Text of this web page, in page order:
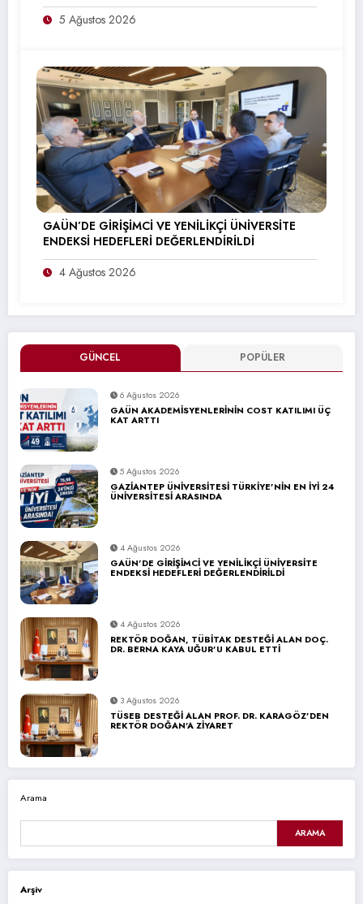
GÜNCEL POPÜLER
6 Ağustos 2026
GAÜN AKADEMİSYENLERİNİN COST KATILIMI ÜÇ
KAT ARTTI
5 Ağustos 2026
GAZİANTEP ÜNİVERSİTESİ TÜRKİYE’NİN EN İYİ 24
ÜNİVERSİTESİ ARASINDA
4 Ağustos 2026
GAÜN’DE GİRİŞİMCİ VE YENİLİKÇİ ÜNİVERSİTE
ENDEKSİ HEDEFLERİ DEĞERLENDİRİLDİ
4 Ağustos 2026
REKTÖR DOĞAN, TÜBİTAK DESTEĞİ ALAN DOÇ.
DR. BERNA KAYA UĞUR’U KABUL ETTİ
3 Ağustos 2026
TÜSEB DESTEĞİ ALAN PROF. DR. KARAGÖZ’DEN
REKTÖR DOĞAN’A ZİYARET
Arama
ARAMA
Arşiv
5 Ağustos 2026
GAÜN’DE GİRİŞİMCİ VE YENİLİKÇİ ÜNİVERSİTE
ENDEKSİ HEDEFLERİ DEĞERLENDİRİLDİ
4 Ağustos 2026